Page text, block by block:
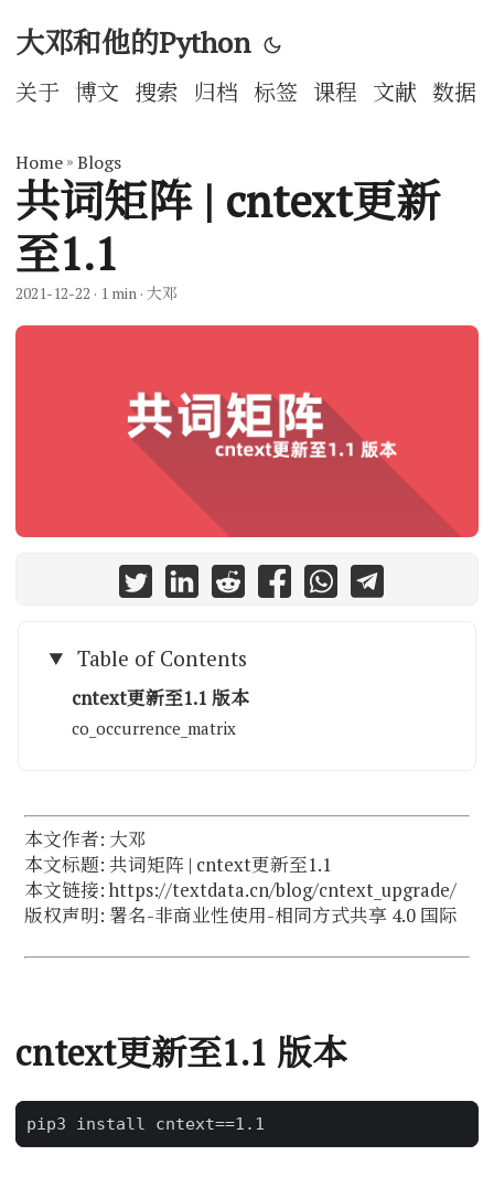
大邓和他的Python
关于 博文 搜索 归档 标签 课程 文献 数据
Home » Blogs
共词矩阵 | cntext更新
至1.1
2021-12-22 · 1 min · 大邓
Table of Contents
cntext更新至1.1 版本
co_occurrence_matrix
本文作者: 大邓
本文标题: 共词矩阵 | cntext更新至1.1
本文链接: https://textdata.cn/blog/cntext_upgrade/
版权声明: 署名-非商业性使用-相同方式共享 4.0 国际
cntext更新至1.1 版本